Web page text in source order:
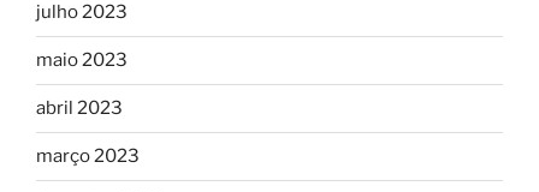
julho 2023
maio 2023
abril 2023
março 2023